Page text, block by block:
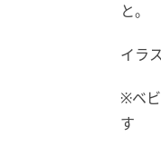
と。
イラ
※ベ
す